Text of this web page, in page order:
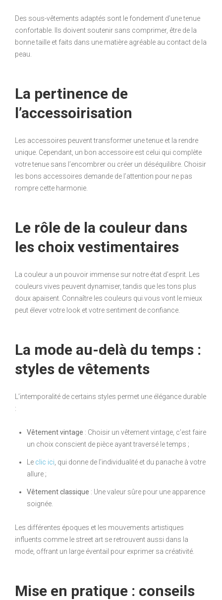
Des sous-vêtements adaptés sont le fondement d’une tenue
confortable. Ils doivent soutenir sans comprimer, être de la
bonne taille et faits dans une matière agréable au contact de la
peau.
La pertinence de
l’accessoirisation
Les accessoires peuvent transformer une tenue et la rendre
unique. Cependant, un bon accessoire est celui qui complète
votre tenue sans l’encombrer ou créer un déséquilibre. Choisir
les bons accessoires demande de l’attention pour ne pas
rompre cette harmonie.
Le rôle de la couleur dans
les choix vestimentaires
La couleur a un pouvoir immense sur notre état d’esprit. Les
couleurs vives peuvent dynamiser, tandis que les tons plus
doux apaisent. Connaître les couleurs qui vous vont le mieux
peut élever votre look et votre sentiment de confiance.
La mode au-delà du temps :
styles de vêtements
L’intemporalité de certains styles permet une élégance durable
:
Vêtement vintage : Choisir un vêtement vintage, c’est faire
un choix conscient de pièce ayant traversé le temps ;
Le clic ici , qui donne de l’individualité et du panache à votre
allure ;
Vêtement classique : Une valeur sûre pour une apparence
soignée.
Les différentes époques et les mouvements artistiques
influents comme le street art se retrouvent aussi dans la
mode, offrant un large éventail pour exprimer sa créativité.
Mise en pratique : conseils